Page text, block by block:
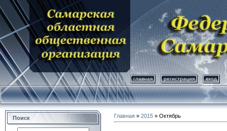
главная регистрация вход
Поиск Главная » 2015 » Октябрь